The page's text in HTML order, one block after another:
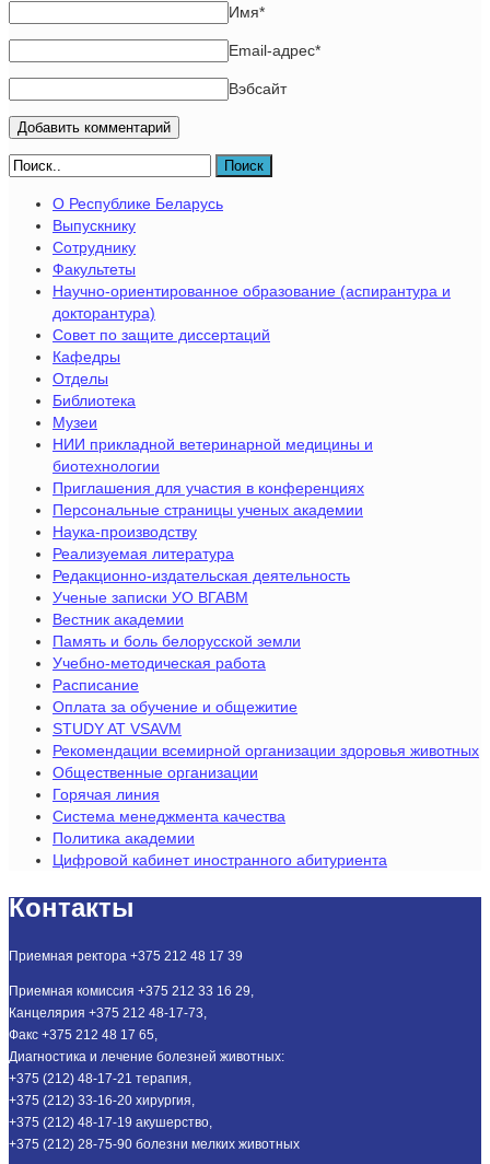
Имя*
Email-адрес*
Вэбсайт
Поиск
О Республике Беларусь
Выпускнику
Сотруднику
Факультеты
Научно-ориентированное образование (аспирантура и
докторантура)
Совет по защите диссертаций
Кафедры
Отделы
Библиотека
Музеи
НИИ прикладной ветеринарной медицины и
биотехнологии
Приглашения для участия в конференциях
Персональные страницы ученых академии
Наука-производству
Реализуемая литература
Редакционно-издательская деятельность
Ученые записки УО ВГАВМ
Вестник академии
Память и боль белорусской земли
Учебно-методическая работа
Расписание
Оплата за обучение и общежитие
STUDY AT VSAVM
Рекомендации всемирной организации здоровья животных
Общественные организации
Горячая линия
Система менеджмента качества
Политика академии
Цифровой кабинет иностранного абитуриента
Контакты
Приемная ректора +375 212 48 17 39
Приемная комиссия +375 212 33 16 29,
Канцелярия +375 212 48-17-73,
Факс +375 212 48 17 65,
Диагностика и лечение болезней животных:
+375 (212) 48-17-21 терапия,
+375 (212) 33-16-20 хирургия,
+375 (212) 48-17-19 акушерство,
+375 (212) 28-75-90 болезни мелких животных